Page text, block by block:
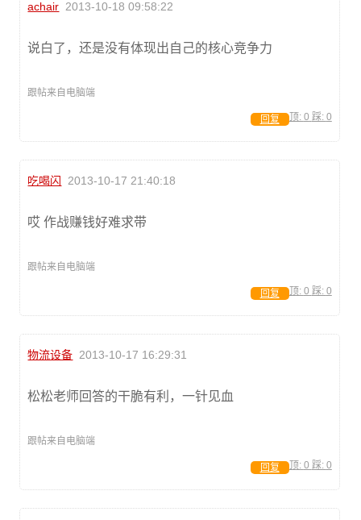
achair 2013-10-18 09:58:22
说白了，还是没有体现出自己的核心竞争力
跟帖来自电脑端
顶: 0 踩: 0
回复
吃喝闪 2013-10-17 21:40:18
哎 作战赚钱好难求带
跟帖来自电脑端
顶: 0 踩: 0
回复
物流设备 2013-10-17 16:29:31
松松老师回答的干脆有利，一针见血
跟帖来自电脑端
顶: 0 踩: 0
回复